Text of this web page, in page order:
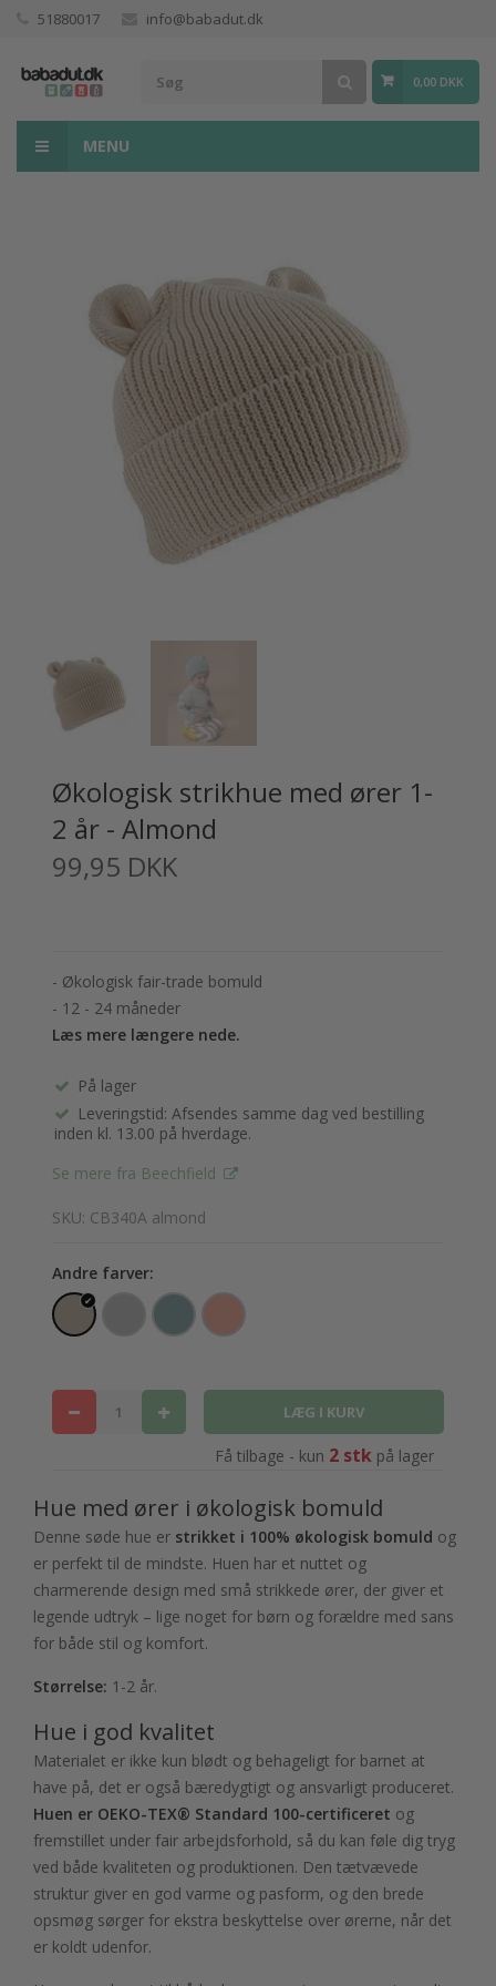
51880017 info@babadut.dk
0,00 DKK
MENU
Økologisk strikhue med ører 1-
2 år - Almond
99,95 DKK
- Økologisk fair-trade bomuld
- 12 - 24 måneder
Læs mere længere nede.
På lager
Leveringstid: Afsendes samme dag ved bestilling
inden kl. 13.00 på hverdage.
Se mere fra Beechfield
SKU: CB340A almond
Andre farver:
Få tilbage - kun 2 stkpå lager
Hue med ører i økologisk bomuld
Denne søde hue er strikket i 100% økologisk bomuld og
er perfekt til de mindste. Huen har et nuttet og
charmerende design med små strikkede ører, der giver et
legende udtryk – lige noget for børn og forældre med sans
for både stil og komfort.
Størrelse: 1-2 år.
Hue i god kvalitet
Materialet er ikke kun blødt og behageligt for barnet at
have på, det er også bæredygtigt og ansvarligt produceret.
Huen er OEKO-TEX® Standard 100-certificeret og
fremstillet under fair arbejdsforhold, så du kan føle dig tryg
ved både kvaliteten og produktionen. Den tætvævede
struktur giver en god varme og pasform, og den brede
opsmøg sørger for ekstra beskyttelse over ørerne, når det
er koldt udenfor.